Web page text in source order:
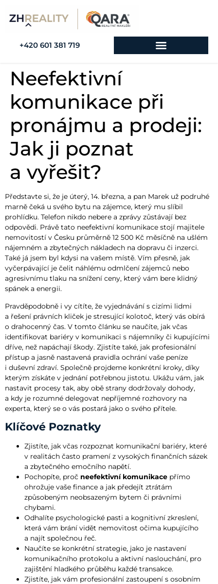
+420 601 381 719
Neefektivní
komunikace při
pronájmu a prodeji:
Jak ji poznat
a vyřešit?
Představte si, že je úterý, 14. března, a pan Marek už podruhé
marně čeká u svého bytu na zájemce, který mu slíbil
prohlídku. Telefon nikdo nebere a zprávy zůstávají bez
odpovědi. Právě tato neefektivní komunikace stojí majitele
nemovitostí v Česku průměrně 12 500 Kč měsíčně na ušlém
nájemném a zbytečných nákladech na dopravu či inzerci.
Také já jsem byl kdysi na vašem místě. Vím přesně, jak
vyčerpávající je čelit náhlému odmlčení zájemců nebo
agresivnímu tlaku na snížení ceny, který vám bere klidný
spánek a energii.
Pravděpodobně i vy cítíte, že vyjednávání s cizími lidmi
a řešení právních kliček je stresující kolotoč, který vás obírá
o drahocenný čas. V tomto článku se naučíte, jak včas
identifikovat bariéry v komunikaci s nájemníky či kupujícími
dříve, než napáchají škody. Zjistíte také, jak profesionální
přístup a jasně nastavená pravidla ochrání vaše peníze
i duševní zdraví. Společně projdeme konkrétní kroky, díky
kterým získáte v jednání potřebnou jistotu. Ukážu vám, jak
nastavit procesy tak, aby obě strany dodržovaly dohody,
a kdy je rozumné delegovat nepříjemné rozhovory na
experta, který se o vás postará jako o svého přítele.
Klíčové Poznatky
Zjistíte, jak včas rozpoznat komunikační bariéry, které
v realitách často pramení z vysokých finančních sázek
a zbytečného emočního napětí.
Pochopíte, proč neefektivní komunikace přímo
ohrožuje vaše finance a jak předejít ztrátám
způsobeným neobsazeným bytem či právními
chybami.
Odhalíte psychologické pasti a kognitivní zkreslení,
která vám brání vidět nemovitost očima kupujícího
a najít společnou řeč.
Naučíte se konkrétní strategie, jako je nastavení
komunikačního protokolu a aktivní naslouchání, pro
zajištění hladkého průběhu každé transakce.
Zjistíte, jak vám profesionální zastoupení s osobním